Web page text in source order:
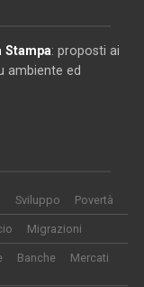
Stampa: proposti ai
ambiente ed
Sviluppo Povertà
Migrazioni
Banche Mercati